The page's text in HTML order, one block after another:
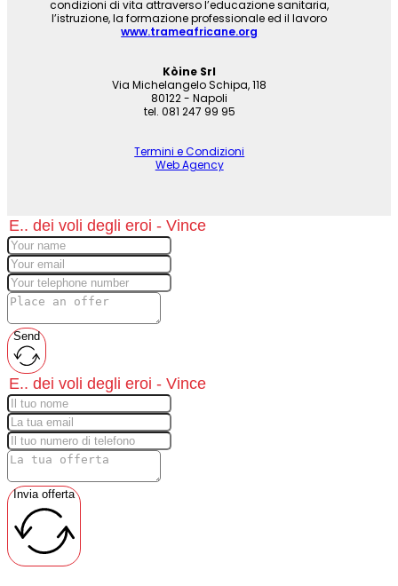
condizioni di vita attraverso l’educazione sanitaria,
l’istruzione, la formazione professionale ed il lavoro
www.trameafricane.org
Kòine Srl
Via Michelangelo Schipa, 118
80122 - Napoli
tel. 081 247 99 95
Termini e Condizioni
Web Agency
Send
Invia offerta